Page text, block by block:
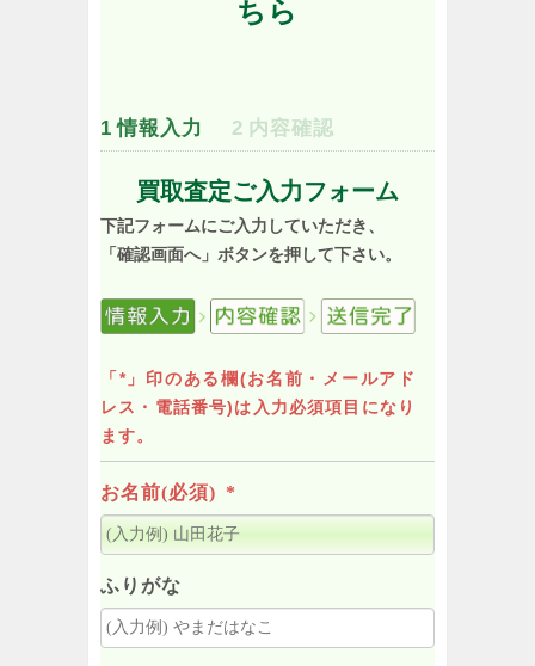
ちら
1 情報入力 2 内容確認
買取査定ご入力フォーム
下記フォームにご入力していただき、
「確認画面へ」ボタンを押して下さい。
「*」印のある欄(お名前・メールアド
レス・電話番号)は入力必須項目になり
ます。
お名前(必須) *
ふりがな